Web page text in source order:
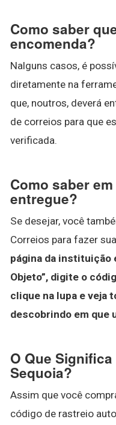
Como saber
encomenda?
Nalguns casos, é
diretamente na
que, noutros, deverá
de correios para que
verificada.
Como saber
entregue?
Se desejar, você
Correios para fazer
página da instituição
Objeto”, digite o
clique na lupa e veja
descobrindo em que
O Que
Sequoia?
Assim que você
código de rastreio